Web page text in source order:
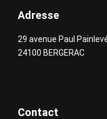
Adresse
29 avenue Paul
24100 BERGERAC
Contact